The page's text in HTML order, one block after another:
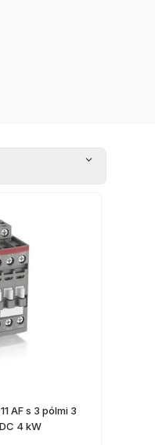
AF s 3 pólmi 3
4 kW